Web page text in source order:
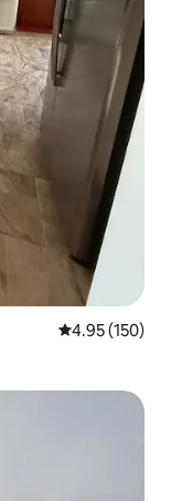
औसत रेटिंग 5 में से
4.95 (150)